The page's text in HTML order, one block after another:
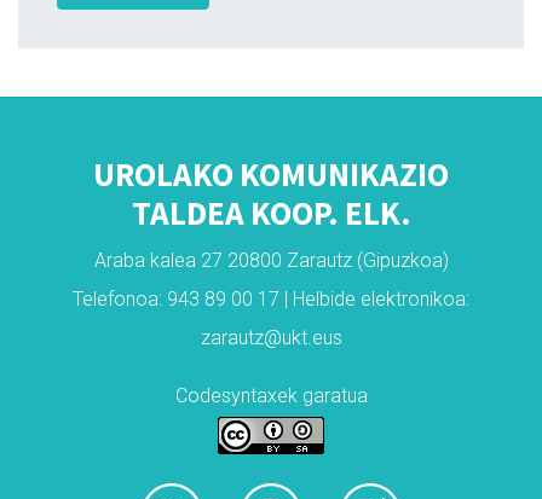
UROLAKO KOMUNIKAZIO
TALDEA KOOP. ELK.
Araba kalea 27 20800 Zarautz (Gipuzkoa)
Telefonoa: 943 89 00 17 | Helbide elektronikoa:
zarautz@ukt.eus
Codesyntaxek garatua